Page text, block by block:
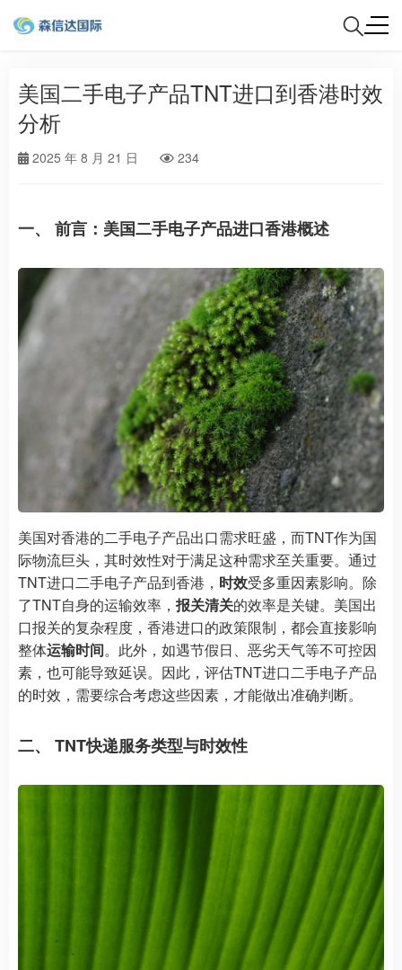
美国二手电子产品TNT进口到香港时效
分析
2025 年 8 月 21 日 234
一、 前言：美国二手电子产品进口香港概述
美国对香港的二手电子产品出口需求旺盛，而TNT作为国
际物流巨头，其时效性对于满足这种需求至关重要。通过
TNT进口二手电子产品到香港， 时效受多重因素影响。除
了TNT自身的运输效率， 报关清关的效率是关键。美国出
口报关的复杂程度，香港进口的政策限制，都会直接影响
整体运输时间。此外，如遇节假日、恶劣天气等不可控因
素，也可能导致延误。因此，评估TNT进口二手电子产品
的时效，需要综合考虑这些因素，才能做出准确判断。
二、 TNT快递服务类型与时效性